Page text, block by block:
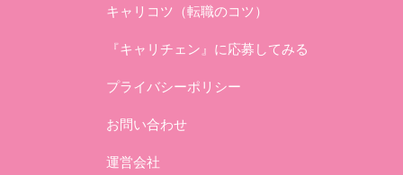
キャリコツ（転職のコツ）
『キャリチェン』に応募してみる
プライバシーポリシー
お問い合わせ
運営会社